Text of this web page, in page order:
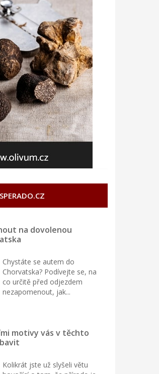
na dovolenou
Chystáte se autem do
Chorvatska? Podívejte se, na
co určitě před odjezdem
nezapomenout, jak...
motivy vás v těchto
Kolikrát jste už slyšeli větu